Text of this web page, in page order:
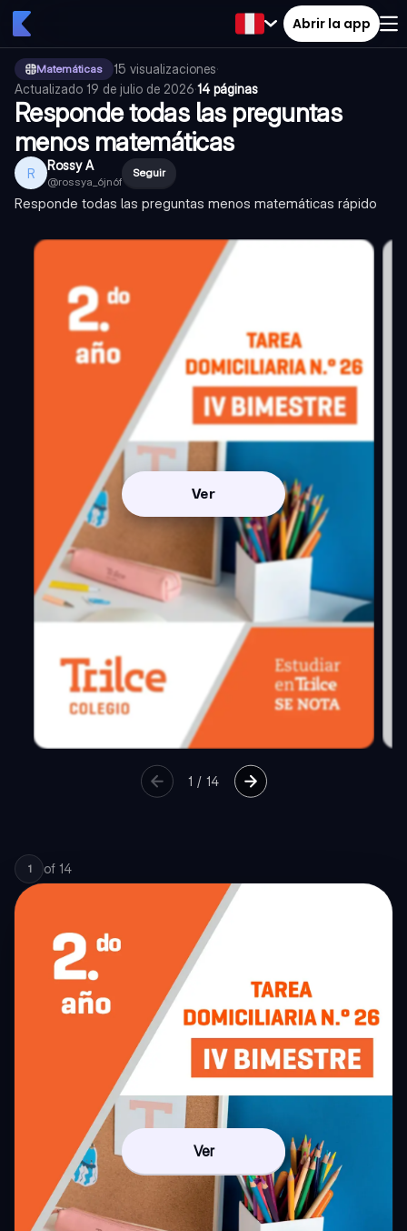
Abrir la app
Matemáticas 15 visualizaciones·
Actualizado 19 de julio de 2026·14 páginas
Responde todas las preguntas
menos matemáticas
R Rossy A
@rossya_6jn6f
Seguir
Responde todas las preguntas menos matemáticas rápido
Ver
1 / 14
1 of 14
Ver